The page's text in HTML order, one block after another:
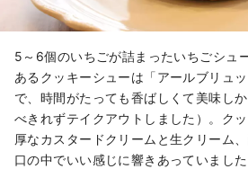
5～6個のいちごが詰まったいちごシュ
あるクッキーシューは「アールブリュ
で、時間がたっても香ばしくて美味し
べきれずテイクアウトしました）。ク
厚なカスタードクリームと生クリーム
口の中でいい感じに響きあっていまし